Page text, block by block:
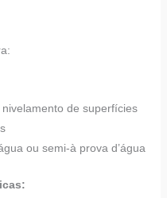
de superfícies
ou semi-à prova d’água